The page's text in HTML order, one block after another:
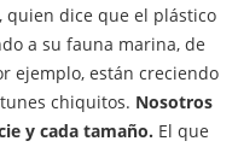
quien dice que el plástico
a su fauna marina, de
ejemplo, están creciendo
chiquitos. Nosotros
y cada tamaño. El que